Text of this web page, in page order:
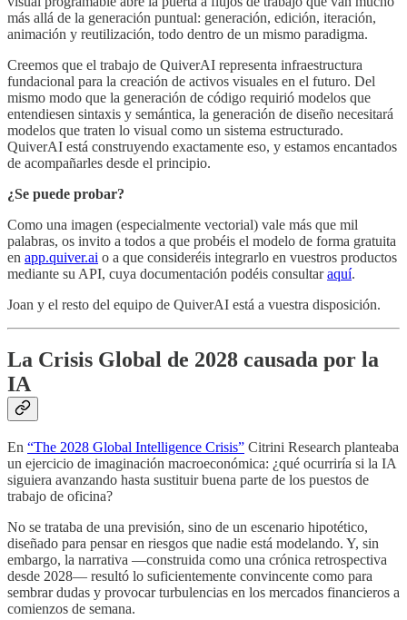
más allá de la generación puntual: generación, edición, iteración,
animación y reutilización, todo dentro de un mismo paradigma.
Creemos que el trabajo de QuiverAI representa infraestructura
fundacional para la creación de activos visuales en el futuro. Del
mismo modo que la generación de código requirió modelos que
entendiesen sintaxis y semántica, la generación de diseño necesitará
modelos que traten lo visual como un sistema estructurado.
QuiverAI está construyendo exactamente eso, y estamos encantados
de acompañarles desde el principio.​​​​​​​​​​​​​​​​
¿Se puede probar?
Como una imagen (especialmente vectorial) vale más que mil
palabras, os invito a todos a que probéis el modelo de forma gratuita
en app.quiver.ai o a que consideréis integrarlo en vuestros productos
mediante su API, cuya documentación podéis consultaraquí.
Joan y el resto del equipo de QuiverAI está a vuestra disposición.
La Crisis Global de 2028 causada por la
IA
En “The 2028 Global Intelligence Crisis” Citrini Research planteaba
un ejercicio de imaginación macroeconómica: ¿qué ocurriría si la IA
siguiera avanzando hasta sustituir buena parte de los puestos de
trabajo de oficina?
No se trataba de una previsión, sino de un escenario hipotético,
diseñado para pensar en riesgos que nadie está modelando. Y, sin
embargo, la narrativa —construida como una crónica retrospectiva
desde 2028— resultó lo suficientemente convincente como para
sembrar dudas y provocar turbulencias en los mercados financieros a
comienzos de semana.